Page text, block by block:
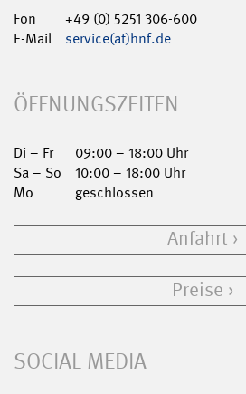
Fon
+49 (0) 5251 306-600
E-Mail
service(at)hnf.de
ÖFFNUNGSZEITEN
Di – Fr
09:00 – 18:00 Uhr
Sa – So
10:00 – 18:00 Uhr
Mo
geschlossen
Anfahrt
Preise
SOCIAL MEDIA